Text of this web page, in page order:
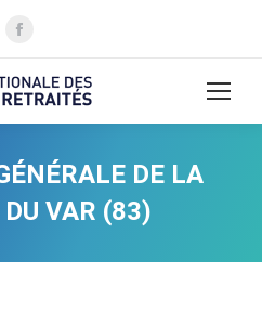
Facebook
s'ouvre
une
nouvelle
fenêtre
DE LA
VAR (83)